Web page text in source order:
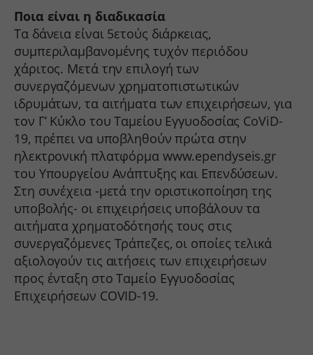
Ποια είναι η διαδικασία
Τα δάνεια είναι 5ετούς διάρκειας,
συμπεριλαμβανομένης τυχόν περιόδου
χάριτος. Μετά την επιλογή των
συνεργαζόμενων χρηματοπιστωτικών
ιδρυμάτων, τα αιτήματα των επιχειρήσεων, για
τον Γ’ Κύκλο του Ταμείου Εγγυοδοσίας CoViD-
19, πρέπει να υποβληθούν πρώτα στην
ηλεκτρονική πλατφόρμα www.ependyseis.gr
του Υπουργείου Ανάπτυξης και Επενδύσεων.
Στη συνέχεια -μετά την οριστικοποίηση της
υποβολής- οι επιχειρήσεις υποβάλουν τα
αιτήματα χρηματοδότησής τους στις
συνεργαζόμενες Τράπεζες, οι οποίες τελικά
αξιολογούν τις αιτήσεις των επιχειρήσεων
προς ένταξη στο Ταμείο Εγγυοδοσίας
Επιχειρήσεων COVID-19.
kraniotis.aidaform.com
kraniotis.gr
o197999.ingest.sentry.io
services.kraniotis.gr
widget.aidaform.com
www.ethnos.gr
www.gstatic.com
www.kefaloniapress.gr
www.piraeusbank.gr